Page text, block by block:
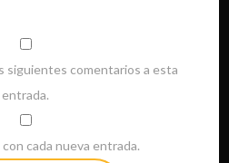
siguientes comentarios a esta
entrada.
cada nueva entrada.